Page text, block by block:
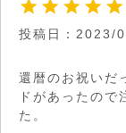
投稿日 2023/
還暦のお祝いだ
ドがあったので
た。